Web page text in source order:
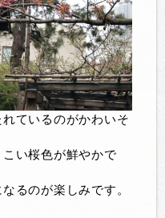
ているのがかわいそ
い桜色が鮮やかで
るのが楽しみです。